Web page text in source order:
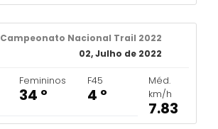
Campeonato Nacional Trail 2022
02, Julho de 2022
Femininos
34 º
F45
4 º
Méd.
km/h
7.83